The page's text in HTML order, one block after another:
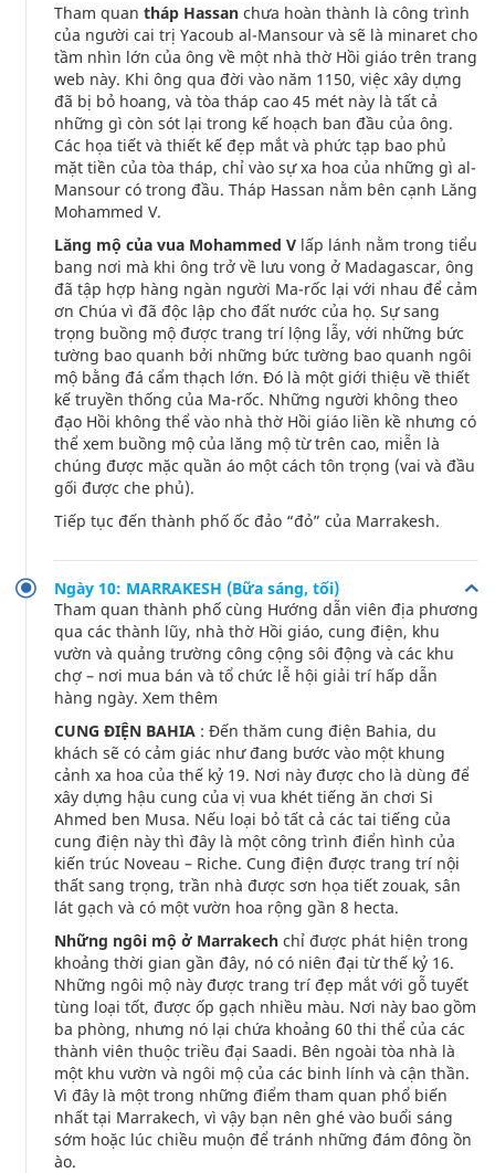
Tham quan tháp Hassan chưa hoàn thành là công trình
của người cai trị Yacoub al-Mansour và sẽ là minaret cho
tầm nhìn lớn của ông về một nhà thờ Hồi giáo trên trang
web này. Khi ông qua đời vào năm 1150, việc xây dựng
đã bị bỏ hoang, và tòa tháp cao 45 mét này là tất cả
những gì còn sót lại trong kế hoạch ban đầu của ông.
Các họa tiết và thiết kế đẹp mắt và phức tạp bao phủ
mặt tiền của tòa tháp, chỉ vào sự xa hoa của những gì al-
Mansour có trong đầu. Tháp Hassan nằm bên cạnh Lăng
Mohammed V.
Lăng mộ của vua Mohammed V lấp lánh nằm trong tiểu
bang nơi mà khi ông trở về lưu vong ở Madagascar, ông
đã tập hợp hàng ngàn người Ma-rốc lại với nhau để cảm
ơn Chúa vì đã độc lập cho đất nước của họ. Sự sang
trọng buồng mộ được trang trí lộng lẫy, với những bức
tường bao quanh bởi những bức tường bao quanh ngôi
mộ bằng đá cẩm thạch lớn. Đó là một giới thiệu về thiết
kế truyền thống của Ma-rốc. Những người không theo
đạo Hồi không thể vào nhà thờ Hồi giáo liền kề nhưng có
thể xem buồng mộ của lăng mộ từ trên cao, miễn là
chúng được mặc quần áo một cách tôn trọng (vai và đầu
gối được che phủ).
Tiếp tục đến thành phố ốc đảo “đỏ” của Marrakesh.
Ngày 10: MARRAKESH (Bữa sáng, tối)
Tham quan thành phố cùng Hướng dẫn viên địa phương
qua các thành lũy, nhà thờ Hồi giáo, cung điện, khu
vườn và quảng trường công cộng sôi động và các khu
chợ – nơi mua bán và tổ chức lễ hội giải trí hấp dẫn
hàng ngày. Xem thêm
CUNG ĐIỆN BAHIA : Đến thăm cung điện Bahia, du
khách sẽ có cảm giác như đang bước vào một khung
cảnh xa hoa của thế kỷ 19. Nơi này được cho là dùng để
xây dựng hậu cung của vị vua khét tiếng ăn chơi Si
Ahmed ben Musa. Nếu loại bỏ tất cả các tai tiếng của
cung điện này thì đây là một công trình điển hình của
kiến trúc Noveau – Riche. Cung điện được trang trí nội
thất sang trọng, trần nhà được sơn họa tiết zouak, sân
lát gạch và có một vườn hoa rộng gần 8 hecta.
Những ngôi mộ ở Marrakech chỉ được phát hiện trong
khoảng thời gian gần đây, nó có niên đại từ thế kỷ 16.
Những ngôi mộ này được trang trí đẹp mắt với gỗ tuyết
tùng loại tốt, được ốp gạch nhiều màu. Nơi này bao gồm
ba phòng, nhưng nó lại chứa khoảng 60 thi thể của các
thành viên thuộc triều đại Saadi. Bên ngoài tòa nhà là
một khu vườn và ngôi mộ của các binh lính và cận thần.
Vì đây là một trong những điểm tham quan phổ biến
nhất tại Marrakech, vì vậy bạn nên ghé vào buổi sáng
sớm hoặc lúc chiều muộn để tránh những đám đông ồn
ào.